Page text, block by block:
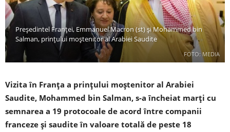
FOTO: MEDIA
Președintel Franței, Emmanuel Macron (st) și Mohammed bin
Salman, prinţului moştenitor al Arabiei Saudite
Vizita în Franţa a prinţului moştenitor al Arabiei
Saudite, Mohammed bin Salman, s-a încheiat marţi cu
semnarea a 19 protocoale de acord între companii
franceze şi saudite în valoare totală de peste 18